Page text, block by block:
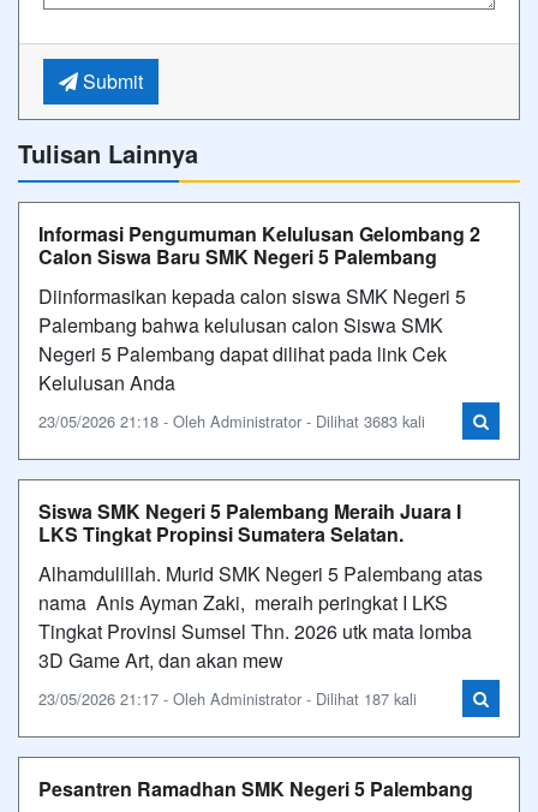
Submit
Tulisan Lainnya
Informasi Pengumuman Kelulusan Gelombang 2
Calon Siswa Baru SMK Negeri 5 Palembang
Diinformasikan kepada calon siswa SMK Negeri 5
Palembang bahwa kelulusan calon Siswa SMK
Negeri 5 Palembang dapat dilihat pada link Cek
Kelulusan Anda
23/05/2026 21:18 - Oleh Administrator - Dilihat 3683 kali
Siswa SMK Negeri 5 Palembang Meraih Juara I
LKS Tingkat Propinsi Sumatera Selatan.
Alhamdulillah. Murid SMK Negeri 5 Palembang atas
nama Anis Ayman Zaki, meraih peringkat I LKS
Tingkat Provinsi Sumsel Thn. 2026 utk mata lomba
3D Game Art, dan akan mew
23/05/2026 21:17 - Oleh Administrator - Dilihat 187 kali
Pesantren Ramadhan SMK Negeri 5 Palembang